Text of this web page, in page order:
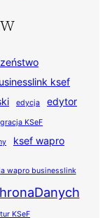
ksef
edycja
edytor
KSeF
ksef wapro
wapro businesslink
KSeF